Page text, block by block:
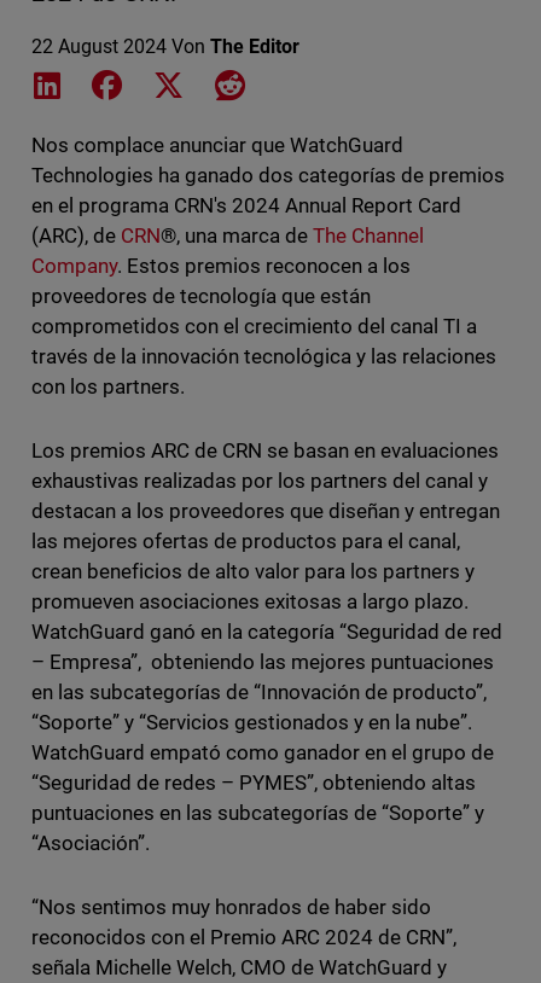
22 August 2024 Von The Editor
Share on LinkedIn
Share on Facebook
Share on XShare on Reddit
Nos complace anunciar que WatchGuard
Technologies ha ganado dos categorías de premios
en el programa CRN's 2024 Annual Report Card
(ARC), de CRN®, una marca de The Channel
Company. Estos premios reconocen a los
proveedores de tecnología que están
comprometidos con el crecimiento del canal TI a
través de la innovación tecnológica y las relaciones
con los partners.
Los premios ARC de CRN se basan en evaluaciones
exhaustivas realizadas por los partners del canal y
destacan a los proveedores que diseñan y entregan
las mejores ofertas de productos para el canal,
crean beneficios de alto valor para los partners y
promueven asociaciones exitosas a largo plazo.
WatchGuard ganó en la categoría “Seguridad de red
– Empresa”, obteniendo las mejores puntuaciones
en las subcategorías de “Innovación de producto”,
“Soporte” y “Servicios gestionados y en la nube”.
WatchGuard empató como ganador en el grupo de
“Seguridad de redes – PYMES”, obteniendo altas
puntuaciones en las subcategorías de “Soporte” y
“Asociación”.
“Nos sentimos muy honrados de haber sido
reconocidos con el Premio ARC 2024 de CRN”,
señala Michelle Welch, CMO de WatchGuard y